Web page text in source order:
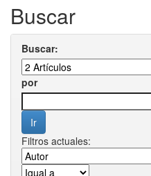
Buscar
Buscar:
por
Filtros actuales: